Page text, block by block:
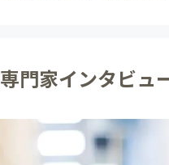
専門家インタビュ